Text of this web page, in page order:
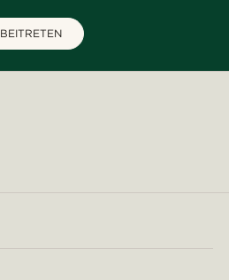
BEITRETEN